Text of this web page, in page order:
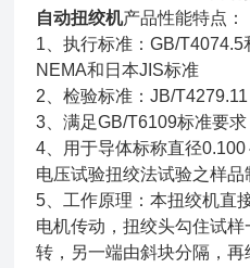
自动扭绞机产品性能特点：
1、执行标准：GB/
NEMA和日本JIS标准
2、检验标准：JB/T4279.11
3、满足GB/T6109标准要求
4、用于导体标称直径
电压试验扭绞法试验之样品
5、工作原理：本扭绞机直
电机传动，扭绞头勾住试
转，另一端由斜块分隔，